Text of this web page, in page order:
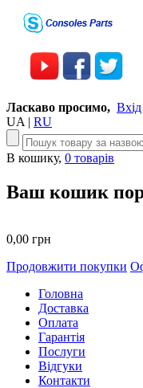
Ласкаво просимо, Вхід
UA | RU
В кошику, 0 товарів
Ваш кошик
0,00 грн
Продовжити покупки
Головна
Доставка
Оплата
Гарантія
Послуги
Відгуки
Контакти